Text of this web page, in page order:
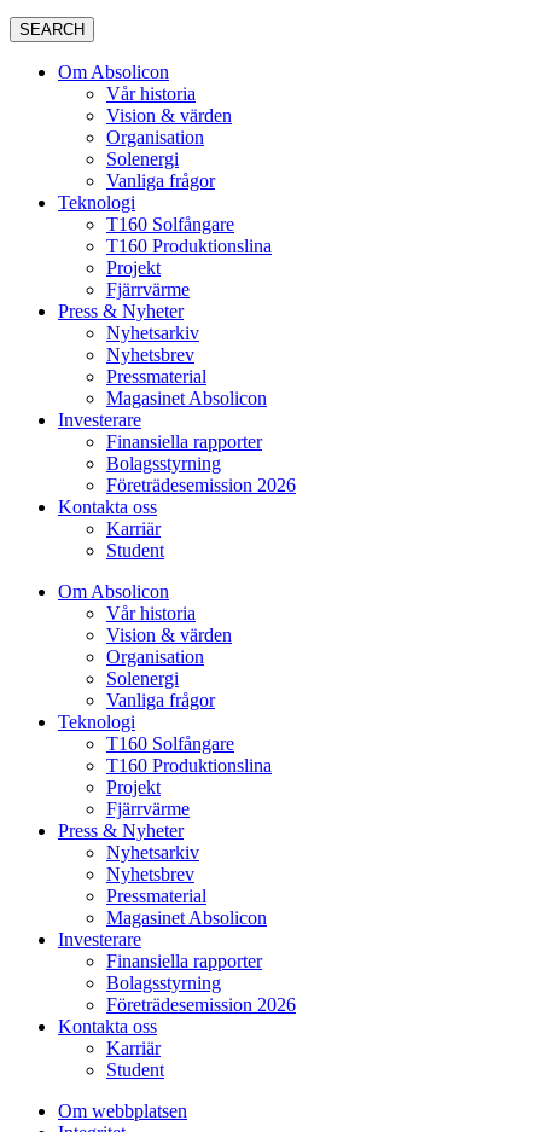
SEARCH
Om Absolicon
Vår historia
Vision & värden
Organisation
Solenergi
Vanliga frågor
Teknologi
T160 Solfångare
T160 Produktionslina
Projekt
Fjärrvärme
Press & Nyheter
Nyhetsarkiv
Nyhetsbrev
Pressmaterial
Magasinet Absolicon
Investerare
Finansiella rapporter
Bolagsstyrning
Företrädesemission 2026
Kontakta oss
Karriär
Student
Om Absolicon
Vår historia
Vision & värden
Organisation
Solenergi
Vanliga frågor
Teknologi
T160 Solfångare
T160 Produktionslina
Projekt
Fjärrvärme
Press & Nyheter
Nyhetsarkiv
Nyhetsbrev
Pressmaterial
Magasinet Absolicon
Investerare
Finansiella rapporter
Bolagsstyrning
Företrädesemission 2026
Kontakta oss
Karriär
Student
Om webbplatsen